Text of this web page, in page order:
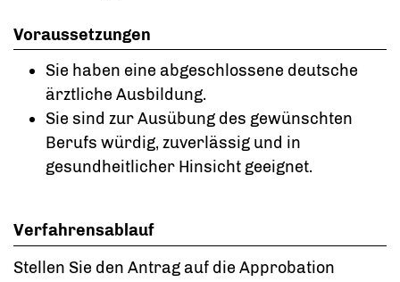
Voraussetzungen
Sie haben eine abgeschlossene deutsche
ärztliche Ausbildung.
Sie sind zur Ausübung des gewünschten
Berufs würdig, zuverlässig und in
gesundheitlicher Hinsicht geeignet.
Verfahrensablauf
Stellen Sie den Antrag auf die Approbation